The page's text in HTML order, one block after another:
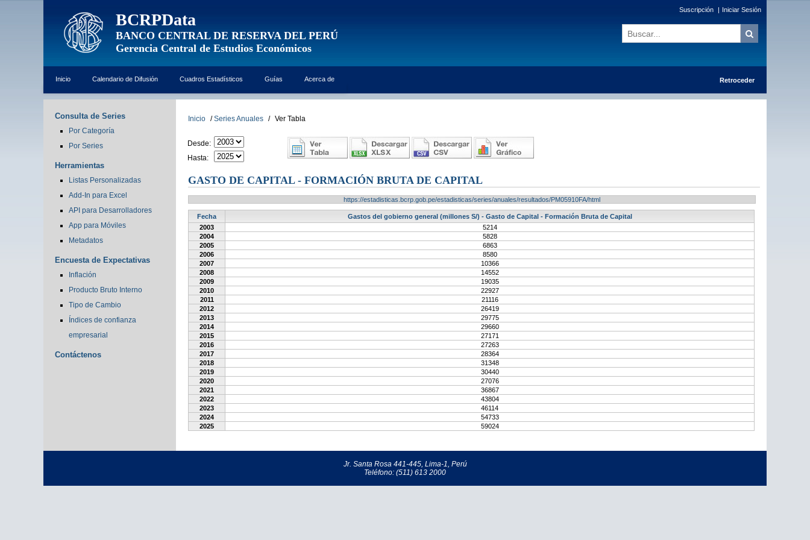
BCRPData
BANCO CENTRAL DE RESERVA DEL PERÚ
Gerencia Central de Estudios Económicos
Suscripción | Iniciar Sesión
Inicio Calendario de Difusión Cuadros Estadísticos Guías Acerca de Retroceder
Consulta de Series
Por Categoría
Por Series
Herramientas
Listas Personalizadas
Add-In para Excel
API para Desarrolladores
App para Móviles
Metadatos
Encuesta de Expectativas
Inflación
Producto Bruto Interno
Tipo de Cambio
Índices de confianza
empresarial
Contáctenos
Inicio / Series Anuales / Ver Tabla
Desde:
Hasta:
GASTO DE CAPITAL - FORMACIÓN BRUTA DE CAPITAL
https://estadisticas.bcrp.gob.pe/estadisticas/series/anuales/resultados/PM05910FA/html
Fecha
Gastos del gobierno general (millones S/) - Gasto de Capital - Formación Bruta de Capital
2003
5214
2004
5828
2005
6863
2006
8580
2007
10366
2008
14552
2009
19035
2010
22927
2011
21116
2012
26419
2013
29775
2014
29660
2015
27171
2016
27263
2017
28364
2018
31348
2019
30440
2020
27076
2021
36867
2022
43804
2023
46114
2024
54733
2025
59024
Jr. Santa Rosa 441-445, Lima-1, Perú
Teléfono: (511) 613 2000